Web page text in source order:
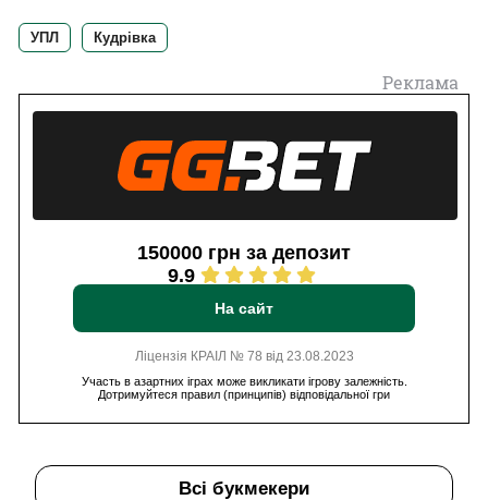
УПЛ Кудрівка
Реклама
150000 грн за депозит
9.9
На сайт
Ліцензія КРАІЛ № 78 від 23.08.2023
Участь в азартних іграх може викликати ігрову залежність.
Дотримуйтеся правил (принципів) відповідальної гри
Всі букмекери